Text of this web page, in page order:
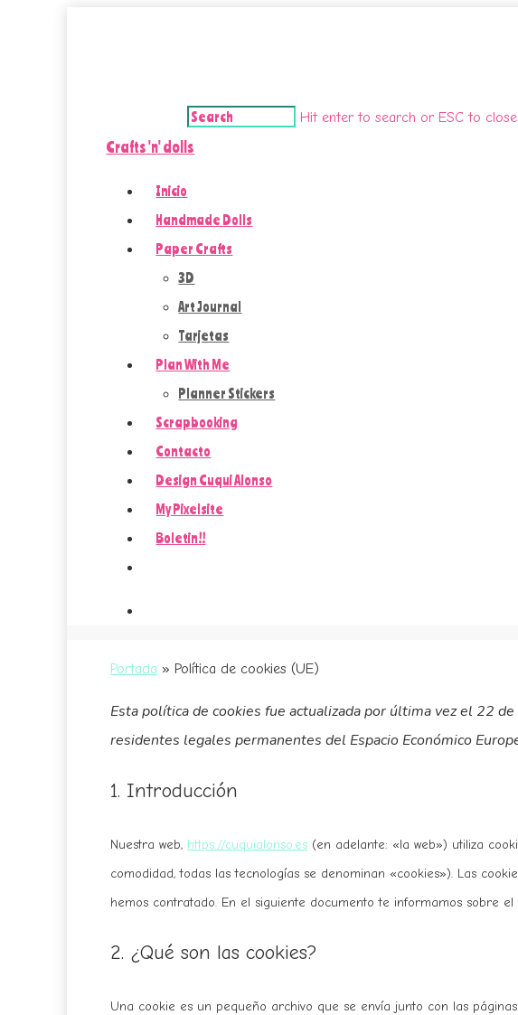
Hit enter to search or ESC to close
Crafts 'n' dolls
Inicio
Handmade Dolls
Paper Crafts
3D
Art Journal
Tarjetas
Plan With Me
Planner Stickers
Scrapbooking
Contacto
Design Cuqui Alonso
My Pixelsite
Boletin!!
Portada » Política de cookies (UE)
Esta política de cookies fue actualizada por última vez el 22
residentes legales permanentes del Espacio Económico
1. Introducción
Nuestra web, https://cuquialonso.es (en adelante: «la web») utiliza
comodidad, todas las tecnologías se denominan «cookies»). Las
hemos contratado. En el siguiente documento te informamos sobre
2. ¿Qué son las cookies?
Una cookie es un pequeño archivo que se envía junto con las